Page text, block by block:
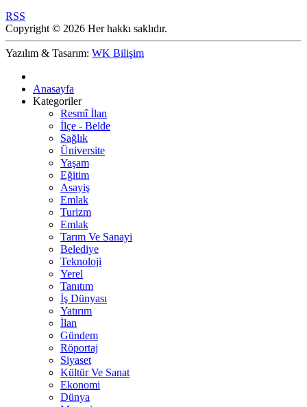
RSS
Copyright © 2026 Her hakkı saklıdır.
Yazılım & Tasarım: WK Bilişim
Anasayfa
Kategoriler
Resmî İlan
İlçe - Belde
Sağlık
Üniversite
Yaşam
Eğitim
Asayiş
Emlak
Turizm
Emlak
Tarım Ve Sanayi
Belediye
Teknoloji
Yerel
Tanıtım
İş Dünyası
Yatırım
İlan
Gündem
Röportaj
Siyaset
Kültür Ve Sanat
Ekonomi
Dünya